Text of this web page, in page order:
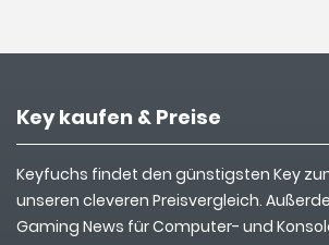
Key kaufen & Preise
Keyfuchs findet den günstigsten Key
unseren cleveren Preisvergleich.
Gaming News für Computer- und